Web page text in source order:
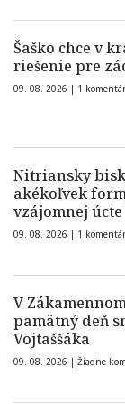
Šaško chce v
riešenie pre
09. 08. 2026 | 1 komentár
Nitriansky
akékoľvek
vzájomnej úcte
09. 08. 2026 | 1 komentár
V
pamätný deň
Vojtaššáka
09. 08. 2026 | Žiadne